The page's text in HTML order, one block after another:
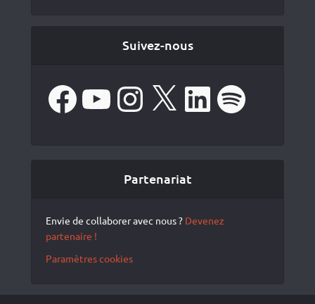
Suivez-nous
FacebookYouTube Instagram LinkedIn Spotify
Partenariat
Envie de collaborer avec nous ? Devenez
partenaire !
Paramètres cookies